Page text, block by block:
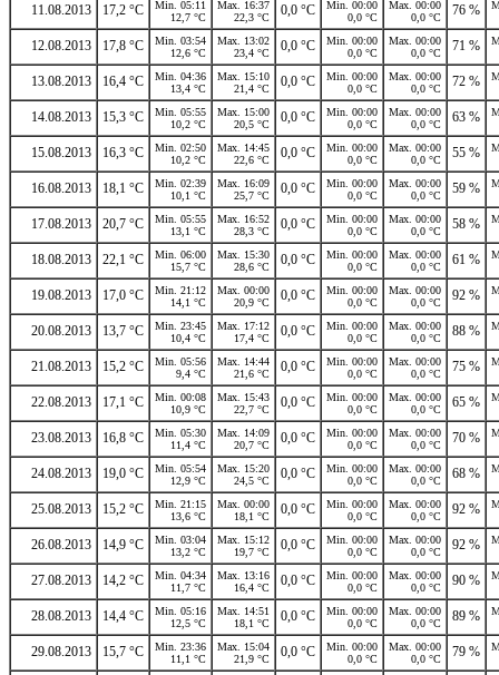
11.08.2013 17,2 °C
Min. 05:11
12,7 °C
Max. 16:37
22,3 °C
0,0 °C
Min. 00:00
0,0 °C
Max. 00:00
0,0 °C
76 %
12.08.2013 17,8 °C
Min. 03:54
12,6 °C
Max. 13:02
23,4 °C
0,0 °C
Min. 00:00
0,0 °C
Max. 00:00
0,0 °C
71 %
13.08.2013 16,4 °C
Min. 04:36
13,4 °C
Max. 15:10
21,4 °C
0,0 °C
Min. 00:00
0,0 °C
Max. 00:00
0,0 °C
72 %
14.08.2013 15,3 °C
Min. 05:55
10,2 °C
Max. 15:00
20,5 °C
0,0 °C
Min. 00:00
0,0 °C
Max. 00:00
0,0 °C
63 %
15.08.2013 16,3 °C
Min. 02:50
10,2 °C
Max. 14:45
22,6 °C
0,0 °C
Min. 00:00
0,0 °C
Max. 00:00
0,0 °C
55 %
16.08.2013 18,1 °C
Min. 02:39
10,1 °C
Max. 16:09
25,7 °C
0,0 °C
Min. 00:00
0,0 °C
Max. 00:00
0,0 °C
59 %
17.08.2013 20,7 °C
Min. 05:55
13,1 °C
Max. 16:52
28,3 °C
0,0 °C
Min. 00:00
0,0 °C
Max. 00:00
0,0 °C
58 %
18.08.2013 22,1 °C
Min. 06:00
15,7 °C
Max. 15:30
28,6 °C
0,0 °C
Min. 00:00
0,0 °C
Max. 00:00
0,0 °C
61 %
19.08.2013 17,0 °C
Min. 21:12
14,1 °C
Max. 00:00
20,9 °C
0,0 °C
Min. 00:00
0,0 °C
Max. 00:00
0,0 °C
92 %
20.08.2013 13,7 °C
Min. 23:45
10,4 °C
Max. 17:12
17,4 °C
0,0 °C
Min. 00:00
0,0 °C
Max. 00:00
0,0 °C
88 %
21.08.2013 15,2 °C
Min. 05:56
9,4 °C
Max. 14:44
21,6 °C
0,0 °C
Min. 00:00
0,0 °C
Max. 00:00
0,0 °C
75 %
22.08.2013 17,1 °C
Min. 00:08
10,9 °C
Max. 15:43
22,7 °C
0,0 °C
Min. 00:00
0,0 °C
Max. 00:00
0,0 °C
65 %
23.08.2013 16,8 °C
Min. 05:30
11,4 °C
Max. 14:09
20,7 °C
0,0 °C
Min. 00:00
0,0 °C
Max. 00:00
0,0 °C
70 %
24.08.2013 19,0 °C
Min. 05:54
12,9 °C
Max. 15:20
24,5 °C
0,0 °C
Min. 00:00
0,0 °C
Max. 00:00
0,0 °C
68 %
25.08.2013 15,2 °C
Min. 21:15
13,6 °C
Max. 00:00
18,1 °C
0,0 °C
Min. 00:00
0,0 °C
Max. 00:00
0,0 °C
92 %
26.08.2013 14,9 °C
Min. 03:04
13,2 °C
Max. 15:12
19,7 °C
0,0 °C
Min. 00:00
0,0 °C
Max. 00:00
0,0 °C
92 %
27.08.2013 14,2 °C
Min. 04:34
11,7 °C
Max. 13:16
16,4 °C
0,0 °C
Min. 00:00
0,0 °C
Max. 00:00
0,0 °C
90 %
28.08.2013 14,4 °C
Min. 05:16
12,5 °C
Max. 14:51
18,1 °C
0,0 °C
Min. 00:00
0,0 °C
Max. 00:00
0,0 °C
89 %
29.08.2013 15,7 °C
Min. 23:36
11,1 °C
Max. 15:04
21,9 °C
0,0 °C
Min. 00:00
0,0 °C
Max. 00:00
0,0 °C
79 %